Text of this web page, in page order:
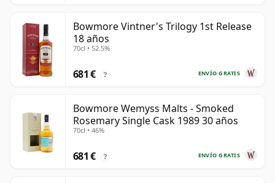
Bowmore Vintner's Trilogy 1st Release
18 años
70cl • 52.5%
ENVÍO GRATIS
681 € ?
Bowmore Wemyss Malts - Smoked
Rosemary Single Cask 1989 30 años
70cl • 46%
ENVÍO GRATIS
681 € ?